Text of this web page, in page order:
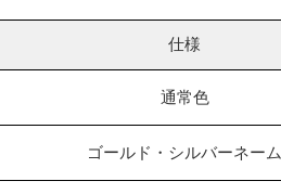
仕様
通常色
ゴールド・シルバーネーム